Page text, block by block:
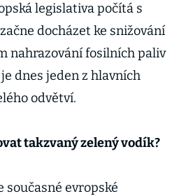
legislativa počítá s
docházet ke snižování
nahrazování fosilních paliv
dnes jeden z hlavních
odvětví.
takzvaný zelený vodík?
současné evropské